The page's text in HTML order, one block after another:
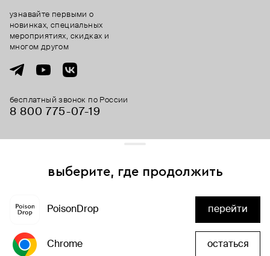
бесплатный звонок по России
8 800 775⁠-07⁠-19
узнавайте первыми о
новинках, специальных
мероприятиях, скидках и
многом другом
выберите, где продолжить
PoisonDrop перейти
Chrome остаться
и сервисы аналитики. Продолжая его использование,
вы соглашаетесь с нашим